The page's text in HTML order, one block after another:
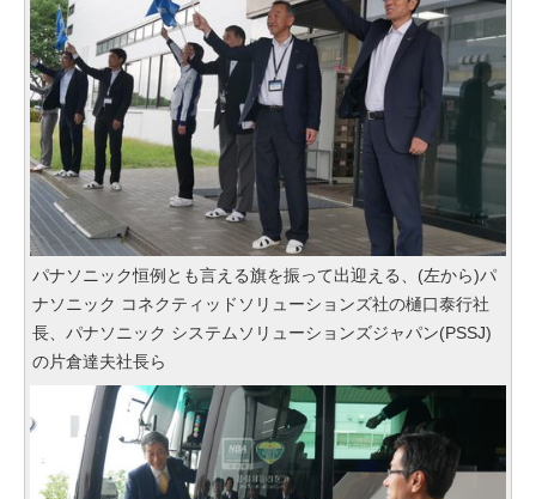
パナソニック恒例とも言える旗を振って出迎える、(左から)パ
ナソニック コネクティッドソリューションズ社の樋口泰行社
長、パナソニック システムソリューションズジャパン(PSSJ)
の片倉達夫社長ら